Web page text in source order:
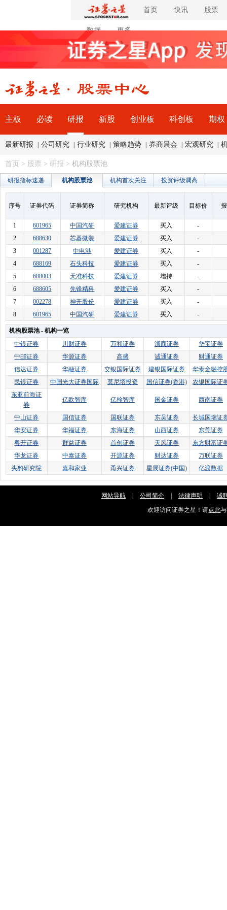
首页 快讯 股票
数据 更多
主板 必读 研报 新股 创业板 科创板 期权
最新研报 公司研究 行业研究 策略趋势 券商晨会 宏观研究
首页 > 股票 > 研报 > 机构股票池
研报指标速递 机构股票池 机构首次关注 投资评级调高
序号 证券代码 证券简称 研究机构 最新评级 目标价
1 601965 中国汽研 爱建证券 买入
-
2
688630 芯碁微装 爱建证券 买入
-
3
001287 中电港 爱建证券 买入
-
4
688169 石头科技 爱建证券 买入
-
5
688003 天准科技 爱建证券 增持
-
6
688605 先锋精科 爱建证券 买入
-
7
002278 神开股份 爱建证券 买入
-
8
601965 中国汽研 爱建证券 买入 -
机构股票池 - 机构一览
中银证券
川财证券 万和证券 浙商证券
华宝证券
中邮证券
华源证券 高盛 诚通证券
财通证券
信达证券
华融证券 交银国际证券 建银国际证券
华泰金融控
民银证券
中国光大证券国际 莫尼塔投资 国信证券(香港)
农银国际证
东亚前海证
券
亿欧智库 亿翰智库 国金证券 西南证券
中山证券 国信证券 国联证券 东吴证券
长城国瑞证
华安证券
华福证券 东海证券 山西证券
东莞证券
粤开证券
群益证券 首创证券 天风证券
东方财富证
华龙证券
中泰证券 开源证券 财达证券
万联证券
头豹研究院
嘉和家业 甬兴证券 星展证券(中国) 亿渡数据
网站导航 公司简介 法律声明
诚
欢迎访问证券之星！请点此